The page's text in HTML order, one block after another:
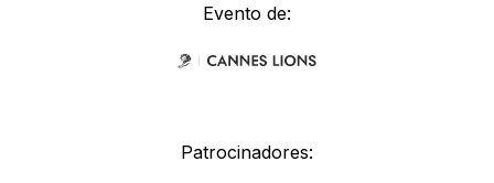
Evento de:
Patrocinadores: